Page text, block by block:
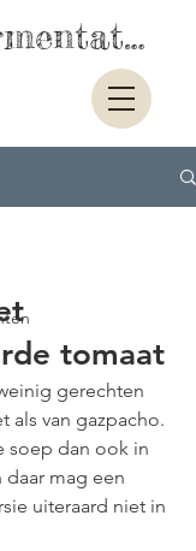
Ferm fermentatie
tomaat
gerechten
als van gazpacho.
soep dan ook in
daar mag een
uiteraard niet in